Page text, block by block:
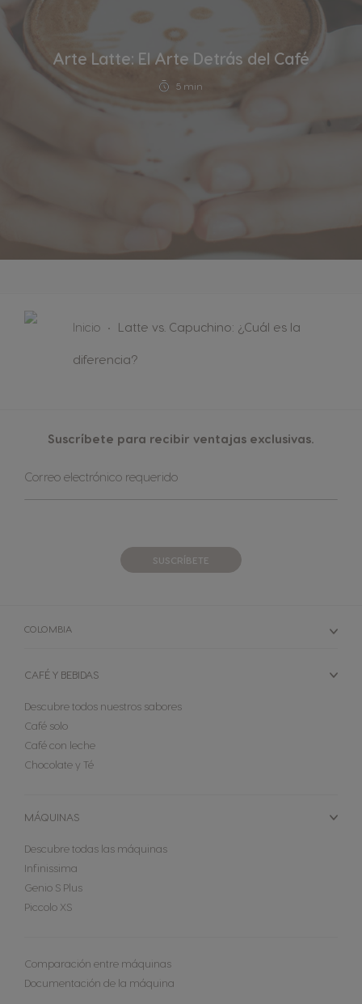
Arte Latte: El Arte Detrás del Café
5 min
Inicio Latte vs. Capuchino: ¿Cuál es la
diferencia?
Suscríbete para recibir ventajas exclusivas.
Sign
Up
for
Correo electrónico requerido
SUSCRÍBETE
COLOMBIA
CAFÉ Y BEBIDAS
Descubre todos nuestros sabores
Café solo
Café con leche
Chocolate y Té
MÁQUINAS
Descubre todas las máquinas
Infinissima
Genio S Plus
Piccolo XS
Comparación entre máquinas
Documentación de la máquina